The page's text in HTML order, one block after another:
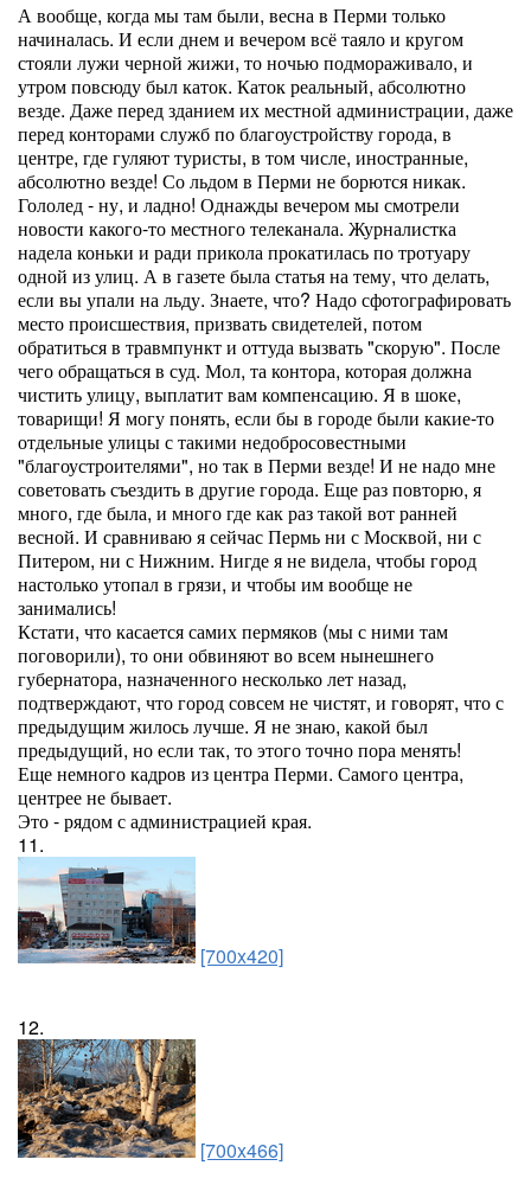
А вообще, когда мы там были, весна в Перми только
начиналась. И если днем и вечером всё таяло и кругом
стояли лужи черной жижи, то ночью подмораживало, и
утром повсюду был каток. Каток реальный, абсолютно
везде. Даже перед зданием их местной администрации, даже
перед конторами служб по благоустройству города, в
центре, где гуляют туристы, в том числе, иностранные,
абсолютно везде! Со льдом в Перми не борются никак.
Гололед - ну, и ладно! Однажды вечером мы смотрели
новости какого-то местного телеканала. Журналистка
надела коньки и ради прикола прокатилась по тротуару
одной из улиц. А в газете была статья на тему, что делать,
если вы упали на льду. Знаете, что? Надо сфотографировать
место происшествия, призвать свидетелей, потом
обратиться в травмпункт и оттуда вызвать "скорую". После
чего обращаться в суд. Мол, та контора, которая должна
чистить улицу, выплатит вам компенсацию. Я в шоке,
товарищи! Я могу понять, если бы в городе были какие-то
отдельные улицы с такими недобросовестными
"благоустроителями", но так в Перми везде! И не надо мне
советовать съездить в другие города. Еще раз повторю, я
много, где была, и много где как раз такой вот ранней
весной. И сравниваю я сейчас Пермь ни с Москвой, ни с
Питером, ни с Нижним. Нигде я не видела, чтобы город
настолько утопал в грязи, и чтобы им вообще не
занимались!
Кстати, что касается самих пермяков (мы с ними там
поговорили), то они обвиняют во всем нынешнего
губернатора, назначенного несколько лет назад,
подтверждают, что город совсем не чистят, и говорят, что с
предыдущим жилось лучше. Я не знаю, какой был
предыдущий, но если так, то этого точно пора менять!
Еще немного кадров из центра Перми. Самого центра,
центрее не бывает.
Это - рядом с администрацией края.
11.
[700x420]
12.
[700x466]